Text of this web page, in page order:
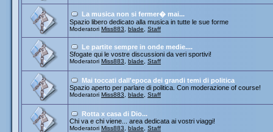
La musica non si fermer� mai...
Spazio libero dedicato alla musica in tutte le sue forme
Moderatori Miss883 blade Staff
Le partite sempre in onde medie....
Sfogate qui le vostre discussioni da veri sportivi!
Moderatori Miss883 blade Staff
Mai toccati dall'epoca dei grandi temi di politica
Spazio aperto per parlare di politica. Con moderazione of course!
Moderatori Miss883 blade Staff
Rotta x casa di Dio...
Chi va e chi viene... area dedicata ai vostri viaggi!
Moderatori Miss883 blade Staff